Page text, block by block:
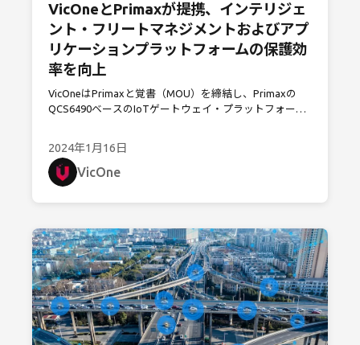
VicOneとPrimaxが提携、インテリジェ
ント・フリートマネジメントおよびアプ
リケーションプラットフォームの保護効
率を向上
VicOneはPrimaxと覚書（MOU）を締結し、Primaxの
QCS6490ベースのIoTゲートウェイ・プラットフォーム
2024年1月16日
VicOne